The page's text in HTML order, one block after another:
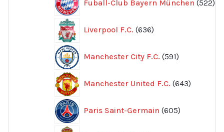
Fuball-Club Bayern München 522
Liverpool F.C. 636
produkter
Manchester City F.C. 591
produkter
Manchester United F.C. 643
Paris Saint-Germain 605
produkter